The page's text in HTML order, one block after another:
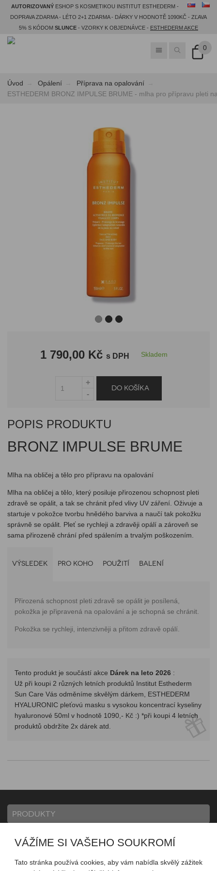
AUTORIZOVANÝ ESHOP S KOSMETIKOU INSTITUT ESTHEDERM -
DOPRAVA ZDARMA - LÉTO 2+1 ZDARMA - DÁRKY V HODNOTĚ 1090KČ - ZĽAVA
5% S KÓDOM SLUNCE - VZORKY K OBJEDNÁVCE - ESTHEDERM AKCE
0
Úvod Opálení
​Příprava na opalování
ESTHEDERM BRONZ IMPULSE BRUME - mlha pro přípravu pleti
1 790,00 Kč s DPH Skladem
POPIS PRODUKTU
BRONZ IMPULSE BRUME
Mlha na obličej a tělo pro přípravu na opalování
Mlha na obličej a tělo, který posiluje přirozenou schopnost pleti
zdravě se opálit, a tak se chránit před vlivy UV záření. Oživuje a
startuje v pokožce tvorbu hnědého barviva a naučí tak pokožku
správně se opálit. Pleť se rychleji a zdravěji opálí a zároveň se
sama přirozeně chrání před spálením a trvalým poškozením.
VÝSLEDEK PRO KOHO POUŽITÍ BALENÍ
Přirozená schopnost pleti zdravě se opálit je posílená,
pokožka je připravená na opalování a je schopná se chránit.
Pokožka se rychleji, intenzivněji a přitom zdravě opálí.
Tento produkt je součástí akce Dárek na leto 2026 :
Už při koupi 2 různých letních produktů Institut Esthederm
Sun Care Vás odměníme skvělým dárkem, ESTHEDERM
HYALURONIC pleťovú masku s vysokou koncentrací kyseliny
hyaluronové 50ml v hodnotě 1090,- Kč :) *při koupi 4 letních
produktů obdržíte 2x dárek atd.
PRODUKTY
INFORMACE
VÁŽÍME SI VAŠEHO SOUKROMÍ
Tato stránka používá cookies, aby vám nabídla skvělý zážitek